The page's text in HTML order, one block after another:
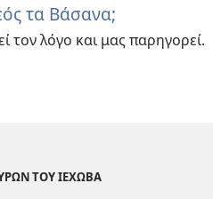
τα Βάσανα;
τον λόγο και μας παρηγορεί.
ΤΟΥ ΙΕΧΩΒΑ